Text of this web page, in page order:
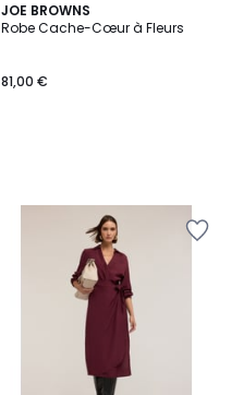
JOE BROWNS
Robe Cache-Cœur à Fleurs
81,00 €